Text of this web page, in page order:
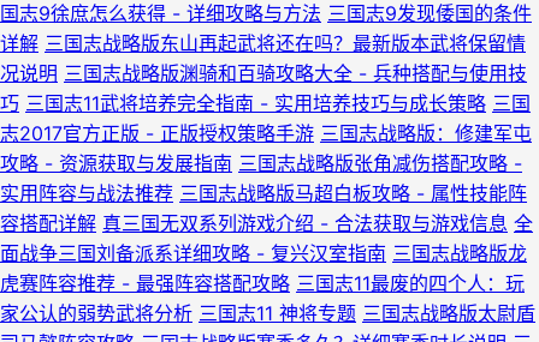
国志9徐庶怎么获得 - 详细攻略与方法 三国志9发现倭国的条件
详解 三国志战略版东山再起武将还在吗？最新版本武将保留情
况说明 三国志战略版渊骑和百骑攻略大全 - 兵种搭配与使用技
巧 三国志11武将培养完全指南 - 实用培养技巧与成长策略 三国
志2017官方正版 - 正版授权策略手游 三国志战略版：修建军屯
攻略 - 资源获取与发展指南 三国志战略版张角减伤搭配攻略 -
实用阵容与战法推荐 三国志战略版马超白板攻略 - 属性技能阵
容搭配详解 真三国无双系列游戏介绍 - 合法获取与游戏信息 全
面战争三国刘备派系详细攻略 - 复兴汉室指南 三国志战略版龙
虎赛阵容推荐 - 最强阵容搭配攻略 三国志11最废的四个人：玩
家公认的弱势武将分析 三国志11 神将专题 三国志战略版太尉盾